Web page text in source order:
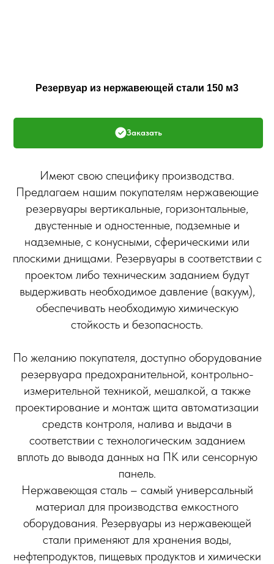
Резервуар из нержавеющей стали 150 м3
Заказать
Имеют свою специфику производства.
Предлагаем нашим покупателям нержавеющие
резервуары вертикальные, горизонтальные,
двустенные и одностенные, подземные и
надземные, с конусными, сферическими или
плоскими днищами. Резервуары в соответствии с
проектом либо техническим заданием будут
выдерживать необходимое давление (вакуум),
обеспечивать необходимую химическую
стойкость и безопасность.
По желанию покупателя, доступно оборудование
резервуара предохранительной, контрольно-
измерительной техникой, мешалкой, а также
проектирование и монтаж щита автоматизации
средств контроля, налива и выдачи в
соответствии с технологическим заданием
вплоть до вывода данных на ПК или сенсорную
панель.
Нержавеющая сталь – самый универсальный
материал для производства емкостного
оборудования. Резервуары из нержавеющей
стали применяют для хранения воды,
нефтепродуктов, пищевых продуктов и химически